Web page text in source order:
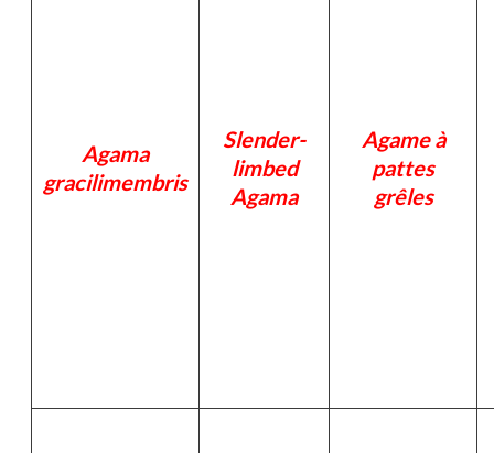
Agama
gracilimembris
Slender-
limbed
Agama
Agame à
pattes
grêles